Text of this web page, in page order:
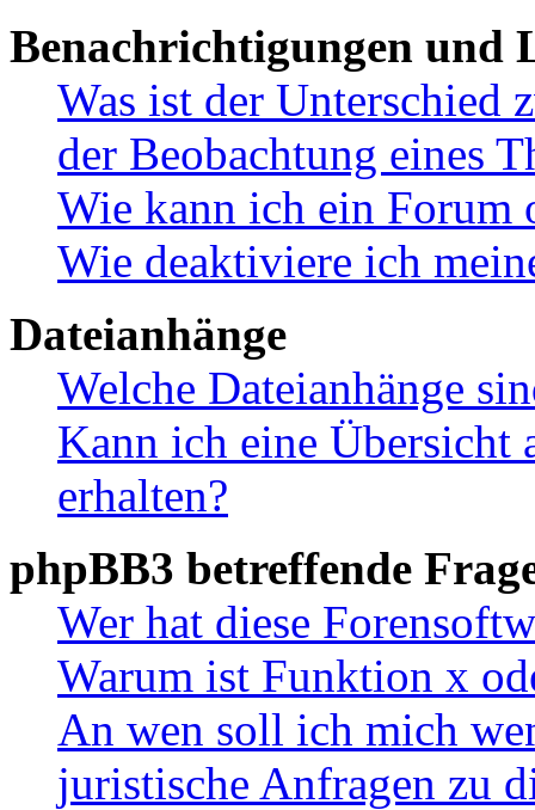
Benachrichtigungen und
Was ist der Unterschied
der Beobachtung eines
Wie kann ich ein Forum
Wie deaktiviere ich
Dateianhänge
Welche Dateianhänge
Kann ich eine Übersicht
erhalten?
phpBB3 betreffende
Wer hat diese
Warum ist Funktion x
An wen soll ich mich
juristische Anfragen zu